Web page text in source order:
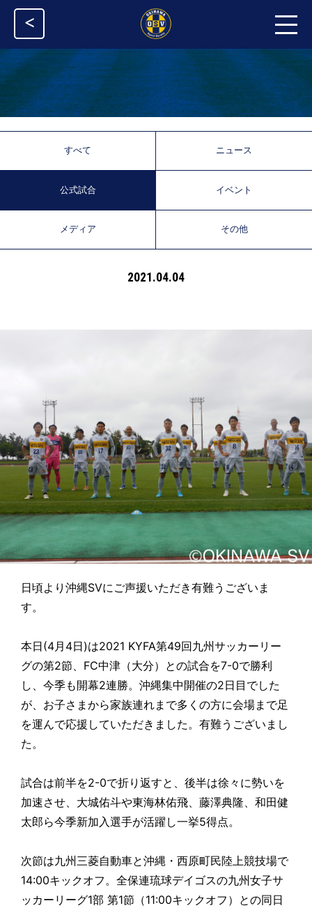
<
すべて ニュース
公式試合 イベント
メディア その他
2021.04.04
日頃より沖縄SVにご声援いただき有難うございま
す。
本日(4月4日)は2021 KYFA第49回九州サッカーリー
グの第2節、FC中津（大分）との試合を7-0で勝利
し、今季も開幕2連勝。沖縄集中開催の2日目でした
が、お子さまから家族連れまで多くの方に会場まで足
を運んで応援していただきました。有難うございまし
た。
試合は前半を2-0で折り返すと、後半は徐々に勢いを
加速させ、大城佑斗や東海林佑飛、藤澤典隆、和田健
太郎ら今季新加入選手が活躍し一挙5得点。
次節は九州三菱自動車と沖縄・西原町民陸上競技場で
14:00キックオフ。全保連琉球デイゴスの九州女子サ
ッカーリーグ1部 第1節（11:00キックオフ）との同日